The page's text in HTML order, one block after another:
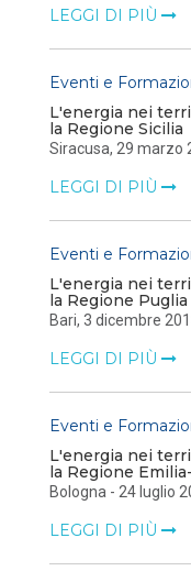
LEGGI DI PIÙ
Eventi e
L'energia nei
la Regione Sicilia
Siracusa, 29 marzo
LEGGI DI PIÙ
Eventi e
L'energia nei
la Regione Puglia
Bari, 3 dicembre
LEGGI DI PIÙ
Eventi e
L'energia nei
la Regione
Bologna - 24 luglio
LEGGI DI PIÙ